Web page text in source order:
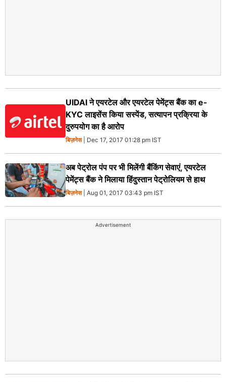
UIDAI ने एयरटेल और एयरटेल पेमेंट्स बैंक का e-
KYC लाइसेंस किया सस्‍पेंड, सत्‍यापन प्रक्रिया के
दुरुपयोग का है आरोप
बिज़नेस| Dec 17, 2017 01:28 pm IST
अब पेट्रोल पंप पर भी मिलेंगी बैंकिंग सेवाएं, एयरटेल
पेमेंट्स बैंक ने मिलाया हिंदुस्‍तान पेट्रोलियम से हाथ
बिज़नेस| Aug 01, 2017 03:43 pm IST
Advertisement